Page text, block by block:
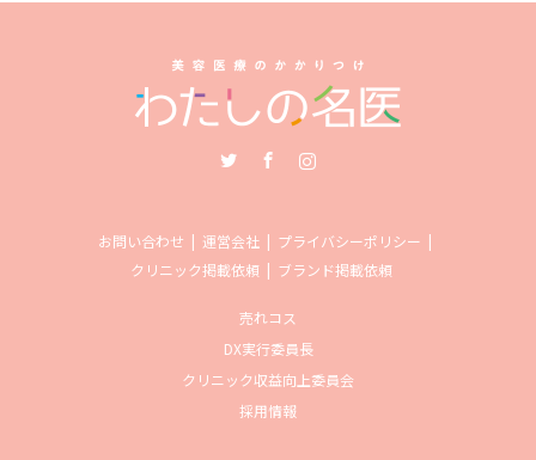
お問い合わせ 運営会社
プライバシーポリシー
クリニック掲載依頼
ブランド掲載依頼
売れコス
DX実行委員長
クリニック収益向上委員会
採用情報